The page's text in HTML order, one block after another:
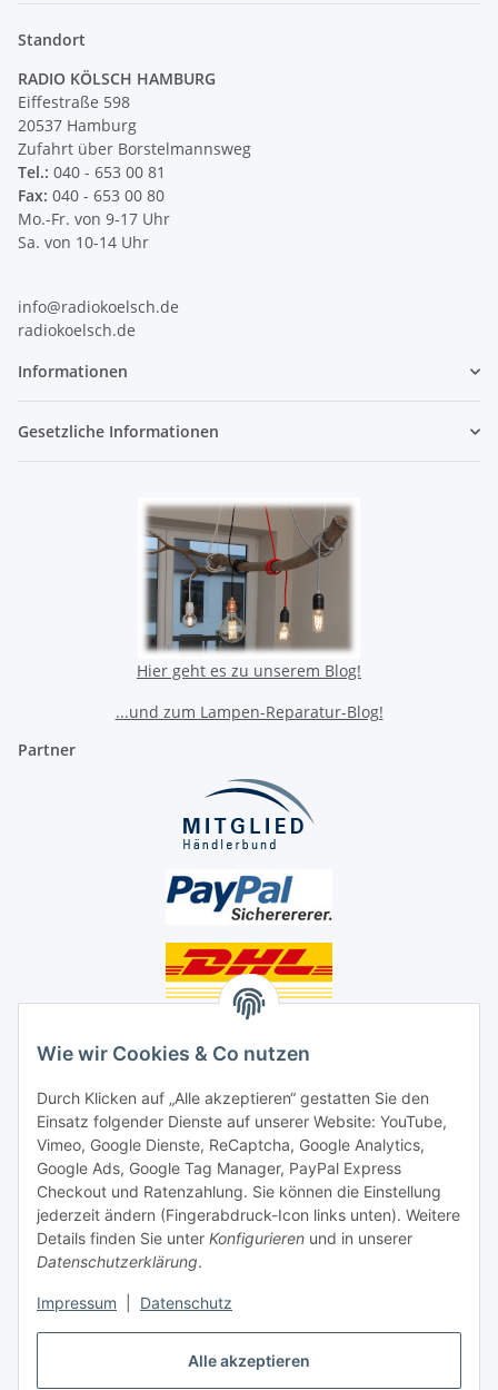
Alle akzeptieren
Wie wir Cookies & Co nutzen
Durch Klicken auf „Alle akzeptieren“ gestatten Sie den
Einsatz folgender Dienste auf unserer Website: YouTube,
Vimeo, Google Dienste, ReCaptcha, Google Analytics,
Google Ads, Google Tag Manager, PayPal Express
Checkout und Ratenzahlung. Sie können die Einstellung
jederzeit ändern (Fingerabdruck-Icon links unten). Weitere
Details finden Sie unter Konfigurieren und in unserer
Datenschutzerklärung.
Impressum Datenschutz
Standort
RADIO KÖLSCH HAMBURG
Eiffestraße 598
20537 Hamburg
Zufahrt über Borstelmannsweg
Tel.: 040 - 653 00 81
Fax: 040 - 653 00 80
Mo.-Fr. von 9-17 Uhr
Sa. von 10-14 Uhr
info@radiokoelsch.de
radiokoelsch.de
Informationen
Gesetzliche Informationen
Hier geht es zu unserem Blog!
...und zum Lampen-Reparatur-Blog!
Partner
Social Media
Unsere Dienstleistungen
Lampenreparatur
Lichtservice für Senioren
Vertrag widerrufen